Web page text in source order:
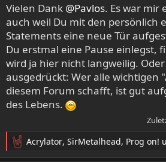
Vielen Dank @Pavlos. Es war mir
auch weil Du mit den persönlich
Statements eine neue Tür
Du erstmal eine Pause einlegst,
wird ja hier nicht langweilig.
ausgedrückt: Wer alle wichtigen
diesem Forum schafft, ist gut
des Lebens.
R
e
Acrylator, SirMetalhead, Prog on!